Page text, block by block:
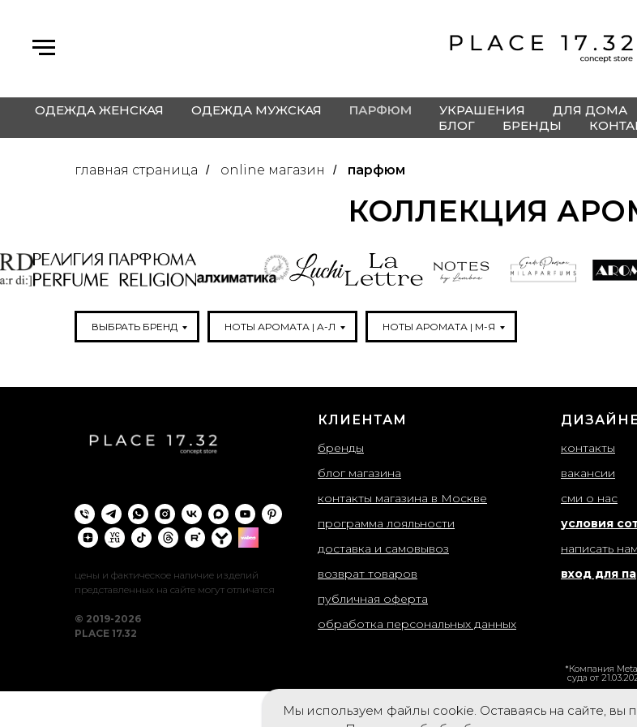
ОДЕЖДА ЖЕНСКАЯ ОДЕЖДА МУЖСКАЯ ПАРФЮМ УКРАШЕНИЯ ДЛЯ ДОМА
БЛОГ
БРЕНДЫ
главная страница / online магазин / парфюм
КОЛЛЕКЦИЯ
ВЫБРАТЬ БРЕНД НОТЫ АРОМАТА | A-Л НОТЫ АРОМАТА | М-Я
цены и фактическое наличие изделий
представленных на сайте могут отличатся
© 2019-2026
PLACE 17.32
КЛИЕНТАМ
бренды
блог магазина
контакты магазина в Москве
программа лояльности
доставка и самовывоз
возврат товаров
публичная оферта
обработка персональных данных
контакты
вакансии
сми о нас
условия
написать нам
вход для
*Компания
суда от
Мы используем файлы cookie. Оставаясь на сайте, вы